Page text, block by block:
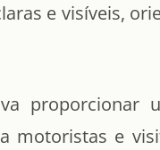
e visíveis,
proporcionar
motoristas e